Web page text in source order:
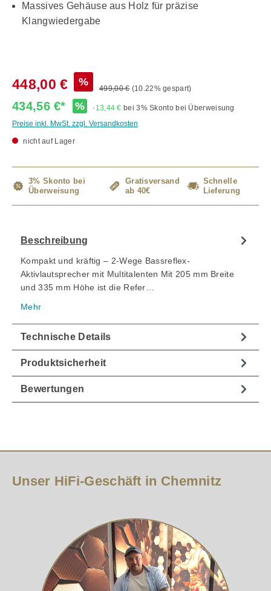
Massives Gehäuse aus Holz für präzise
Klangwiedergabe
448,00 € %
499,00 € (10.22% gespart)
434,56 €* % -13,44 € bei 3% Skonto bei Überweisung
Preise inkl. MwSt. zzgl. Versandkosten
nicht auf Lager
3% Skonto bei
Überweisung
Gratisversand
ab 40€
Schnelle
Lieferung
Beschreibung
Kompakt und kräftig – 2-Wege Bassreflex-
Aktivlautsprecher mit Multitalenten Mit 205 mm Breite
und 335 mm Höhe ist die Refer…
Mehr
Technische Details
Produktsicherheit
Bewertungen
Unser HiFi-Geschäft in Chemnitz